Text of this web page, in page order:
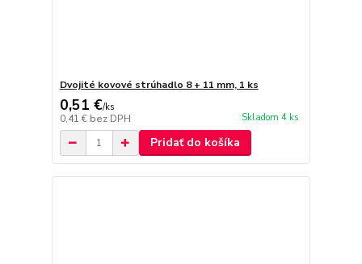
Dvojité kovové strúhadlo 8 + 11 mm, 1 ks
0,51 €/ks
0,41 € bez DPH Skladom 4 ks
Pridať do košíka